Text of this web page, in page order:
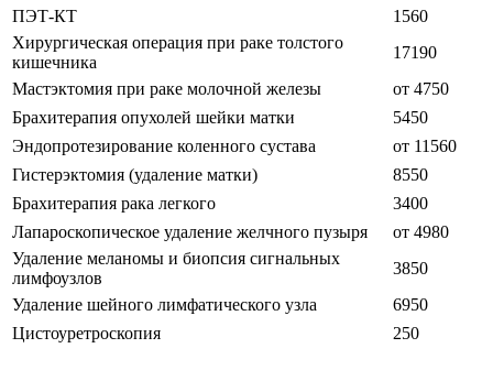
ПЭТ-КТ
1560
Хирургическая операция при раке толстого
кишечника
17190
Мастэктомия при раке молочной железы
от 4750
Брахитерапия опухолей шейки матки
5450
Эндопротезирование коленного сустава
от 11560
Гистерэктомия (удаление матки)
8550
Брахитерапия рака легкого
3400
Лапароскопическое удаление желчного пузыря
от 4980
Удаление меланомы и биопсия сигнальных
лимфоузлов
3850
Удаление шейного лимфатического узла
6950
Цистоуретроскопия
250